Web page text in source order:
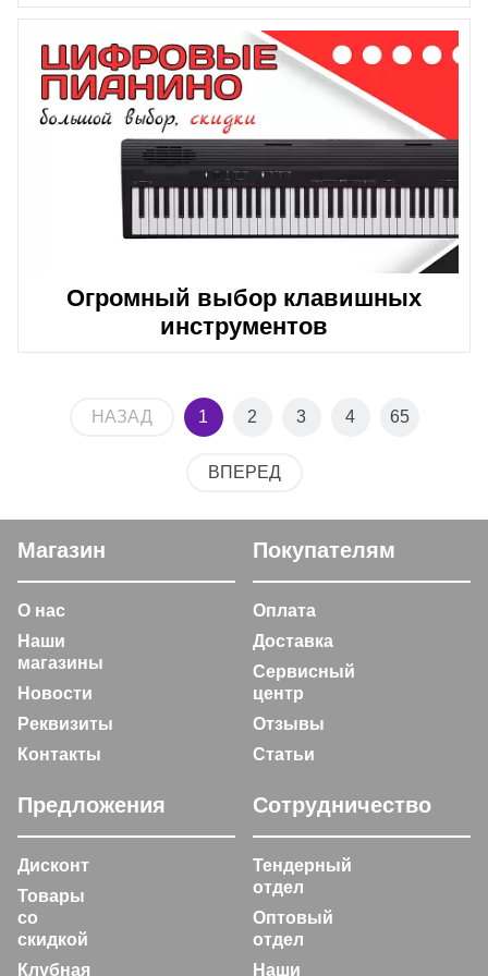
Огромный выбор клавишных
инструментов
НАЗАД 1 2 3 4 65
ВПЕРЕД
Магазин
О нас
Наши
магазины
Новости
Реквизиты
Контакты
Покупателям
Оплата
Доставка
Сервисный
центр
Отзывы
Статьи
Предложения
Дисконт
Товары
со
скидкой
Клубная
Сотрудничество
Тендерный
отдел
Оптовый
отдел
Наши